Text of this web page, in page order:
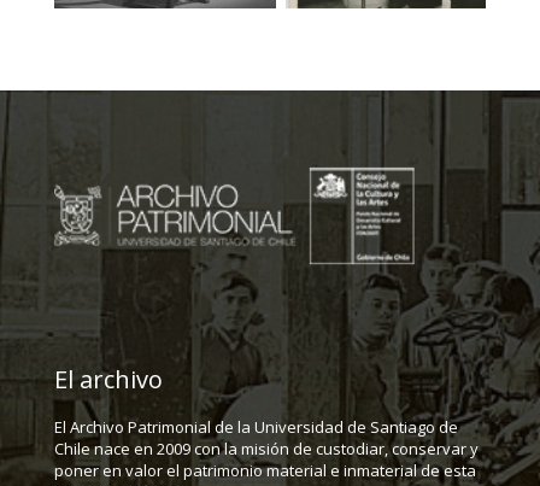
El archivo
El Archivo Patrimonial de la Universidad de Santiago de
Chile nace en 2009 con la misión de custodiar, conservar y
poner en valor el patrimonio material e inmaterial de esta